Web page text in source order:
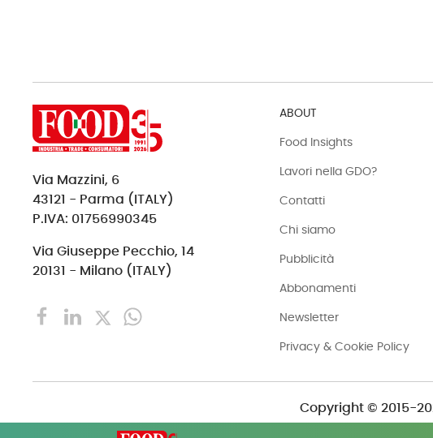
Via Mazzini, 6
43121 - Parma (ITALY)
P.IVA: 01756990345
Via Giuseppe Pecchio, 14
20131 - Milano (ITALY)
ABOUT
Food Insights
Lavori nella GDO?
Contatti
Chi siamo
Pubblicità
Abbonamenti
Newsletter
Privacy & Cookie Policy
Copyright © 2015-